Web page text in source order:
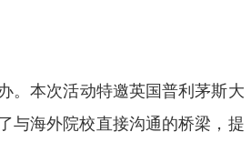
。本次活动特邀英国普利茅斯大
与海外院校直接沟通的桥梁，提